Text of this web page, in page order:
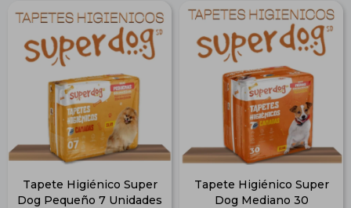
Tapete Higiénico Super
Dog Pequeño 7 Unidades
Tapete Higiénico Super
Dog Mediano 30